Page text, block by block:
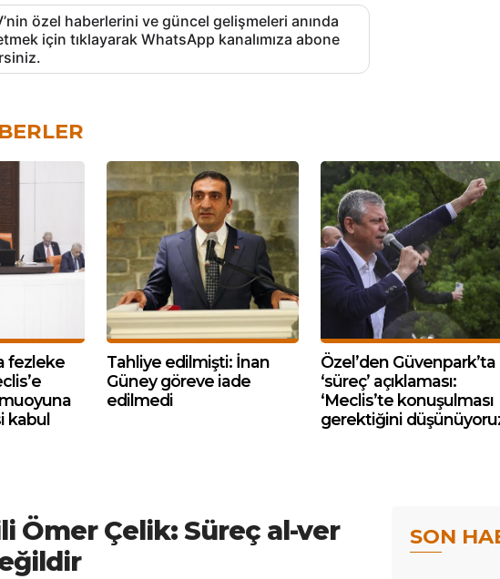
özel haberlerini ve güncel gelişmeleri anında
için tıklayarak WhatsApp kanalımıza abone
fezleke
kabul
Tahliye edilmişti: İnan
Güney göreve iade
edilmedi
Özel’den Güvenpark’ta
‘süreç’ açıklaması:
‘Meclis’te konuşulması
gerektiğini
Ömer Çelik: Süreç al-ver
SON